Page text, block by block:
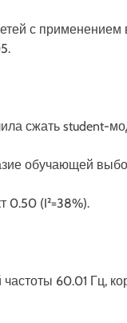
с применением
сжать student-
обучающей
0.50 (I²=38%).
60.01 Гц,